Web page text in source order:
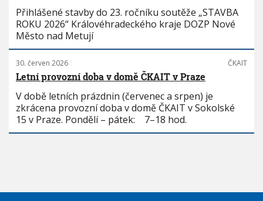
Přihlášené stavby do 23. ročníku soutěže „STAVBA
ROKU 2026“ Královéhradeckého kraje DOZP Nové
Město nad Metují
30. červen 2026 ČKAIT
Letní provozní doba v domě ČKAIT v Praze
V době letních prázdnin (červenec a srpen) je
zkrácena provozní doba v domě ČKAIT v Sokolské
15 v Praze. Pondělí – pátek: 7–18 hod.